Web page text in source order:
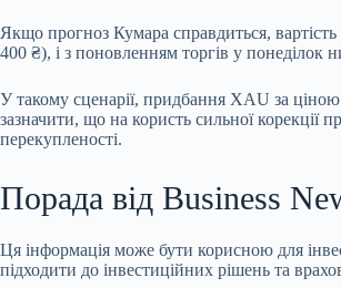
Якщо прогноз Кумара справдиться,
400 ₴), і з поновленням торгів у понеділок
У такому сценарії, придбання XAU за
зазначити, що на користь сильної корекції
перекупленості.
Порада від Business
Ця інформація може бути корисною для
підходити до інвестиційних рішень та